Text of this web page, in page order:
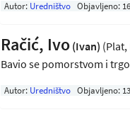
Autor: Uredništvo Objavljeno:
Račić, Ivo (Ivan)
Bavio se pomorstvom i
Autor: Uredništvo Objavljeno: